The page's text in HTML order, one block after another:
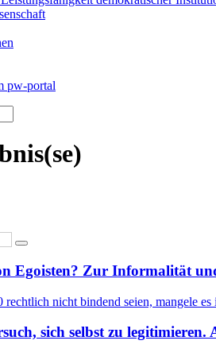
pw-portal
Egoisten? Zur Informalität
rechtlich nicht bindend seien, mangele
sich selbst zu